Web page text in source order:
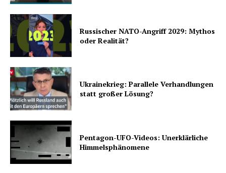
Russischer NATO-Angriff 2029: Mythos
oder Realität?
Ukrainekrieg: Parallele Verhandlungen
statt großer Lösung?
Pentagon-UFO-Videos: Unerklärliche
Himmelsphänomene